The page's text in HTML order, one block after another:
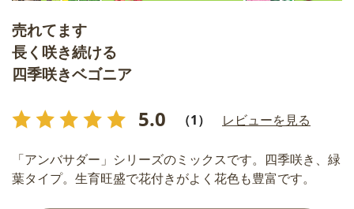
売れてます
長く咲き続ける
四季咲きベゴニア
5.0 （1） レビューを見る
「アンバサダー」シリーズのミックスです。四季咲き、緑
葉タイプ。生育旺盛で花付きがよく花色も豊富です。